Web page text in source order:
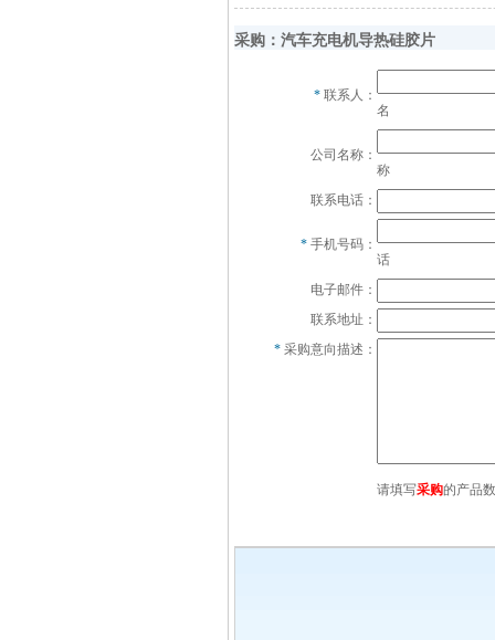
采购：汽车充电机导热硅胶片
* 联系人：
名
公司名称：
称
联系电话：
* 手机号码：
话
电子邮件：
联系地址：
* 采购意向描述：
请填写采购的产品